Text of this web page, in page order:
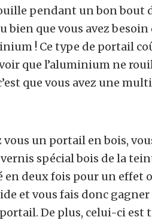
pendant un bon bout
bien que vous avez
! Ce type de portail
que l’aluminium ne
que vous avez une
vous un portail en bois,
spécial bois de la
en deux fois pour un effet
et vous fais donc
De plus, celui-ci est